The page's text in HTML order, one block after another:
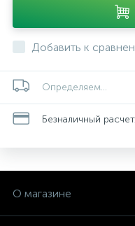
Добавить к
Определяем...
Безналичный
О магазине